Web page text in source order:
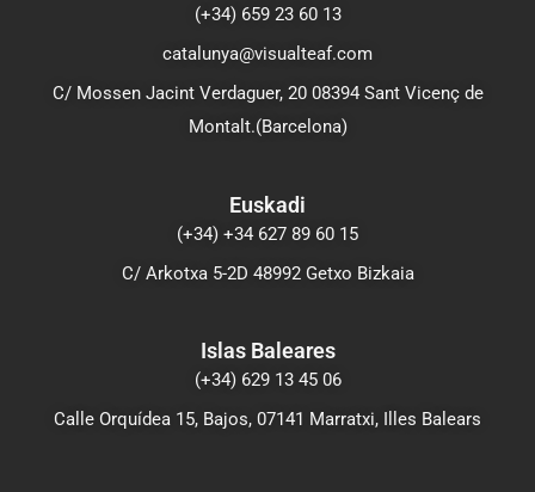
(+34) 659 23 60 13
catalunya@visualteaf.com
C/ Mossen Jacint Verdaguer, 20 08394 Sant Vicenç de
Montalt.(Barcelona)
Euskadi
(+34) +34 627 89 60 15
C/ Arkotxa 5-2D 48992 Getxo Bizkaia
Islas Baleares
(+34) 629 13 45 06
Calle Orquídea 15, Bajos, 07141 Marratxi, Illes Balears